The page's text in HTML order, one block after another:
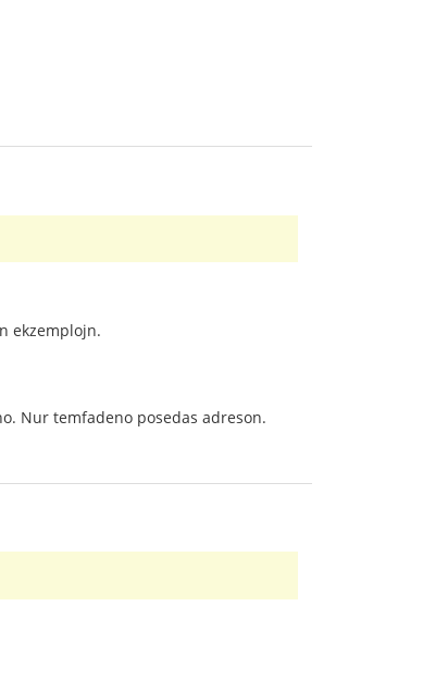
ekzemplojn.
Nur temfadeno posedas adreson.